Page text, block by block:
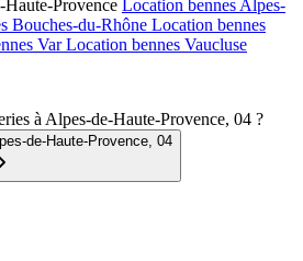
Haute-Provence Location bennes Alpes-
Bouches-du-Rhône Location bennes
Var Location bennes Vaucluse
à Alpes-de-Haute-Provence, 04 ?
de-Haute-Provence 04